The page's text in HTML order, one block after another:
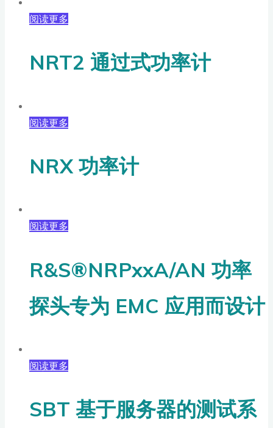
阅读更多
NRT2 通过式功率计
阅读更多
NRX 功率计
阅读更多
R&S®NRPxxA/AN 功率
探头专为 EMC 应用而设计
阅读更多
SBT 基于服务器的测试系